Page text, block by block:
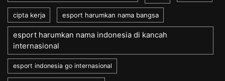
cipta kerja esport harumkan nama bangsa
esport harumkan nama indonesia di kancah
internasional
esport indonesia go internasional